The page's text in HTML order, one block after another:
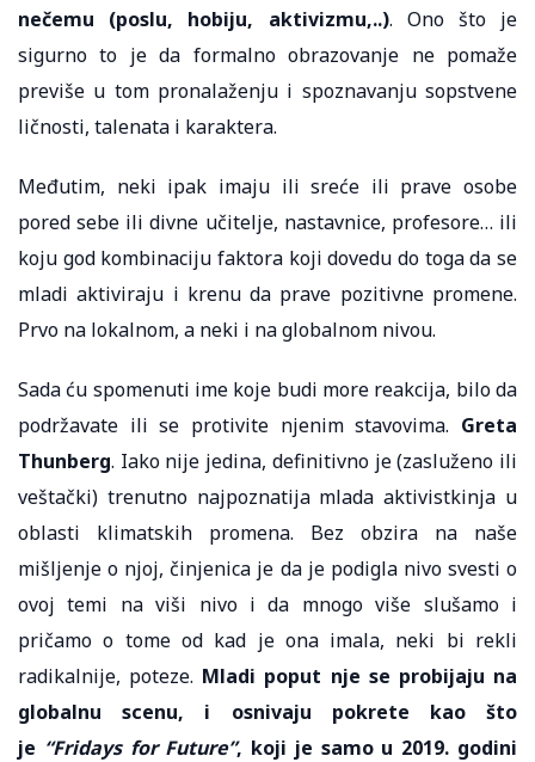
nečemu (poslu, hobiju, aktivizmu,..). Ono što je
sigurno to je da formalno obrazovanje ne pomaže
previše u tom pronalaženju i spoznavanju sopstvene
ličnosti, talenata i karaktera.
Međutim, neki ipak imaju ili sreće ili prave osobe
pored sebe ili divne učitelje, nastavnice, profesore… ili
koju god kombinaciju faktora koji dovedu do toga da se
mladi aktiviraju i krenu da prave pozitivne promene.
Prvo na lokalnom, a neki i na globalnom nivou.
Sada ću spomenuti ime koje budi more reakcija, bilo da
podržavate ili se protivite njenim stavovima. Greta
Thunberg. Iako nije jedina, definitivno je (zasluženo ili
veštački) trenutno najpoznatija mlada aktivistkinja u
oblasti klimatskih promena. Bez obzira na naše
mišljenje o njoj, činjenica je da je podigla nivo svesti o
ovoj temi na viši nivo i da mnogo više slušamo i
pričamo o tome od kad je ona imala, neki bi rekli
radikalnije, poteze. Mladi poput nje se probijaju na
globalnu scenu, i osnivaju pokrete kao što
je “Fridays for Future”, koji je samo u 2019. godini